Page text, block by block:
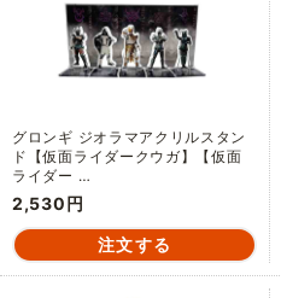
グロンギ ジオラマアクリルスタン
ド【仮面ライダークウガ】【仮面
ライダー …
2,530円